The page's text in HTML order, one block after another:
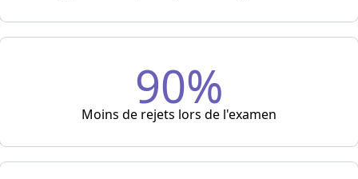
90%
Moins de rejets lors de l'examen